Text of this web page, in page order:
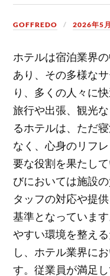
GOFFREDO 2026年5
ホテルは宿泊業界
あり、その多様な
り、多くの人々に
旅行や出張、観光
るホテルは、ただ
なく、心身のリフ
要な役割を果たし
びにおいては施設
タッフの対応や提
基準となっていま
やすい環境を整え
し、ホテル業界に
す。従業員が満足